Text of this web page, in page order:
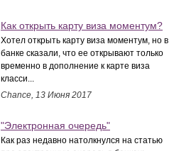
Как открыть карту виза моментум?
Хотел открыть карту виза моментум, но в
банке сказали, что ее открывают только
временно в дополнение к карте виза
класси...
Chance, 13 Июня 2017
"Электронная очередь"
Как раз недавно натолкнулся на статью